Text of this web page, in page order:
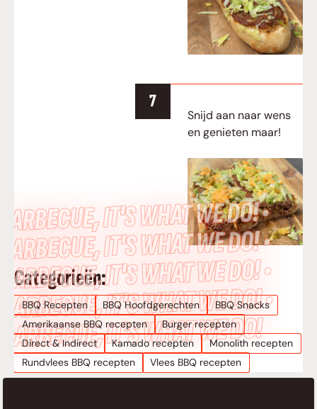
Snijd aan naar wens
en genieten maar!
Categorieën:
BBQ Recepten BBQ Hoofdgerechten
BBQ Snacks
Amerikaanse BBQ recepten
Burger recepten
Direct & Indirect
Kamado recepten
Monolith recepten
Rundvlees BBQ recepten
Vlees BBQ recepten
IT’S WHAT WE DO! •
IT’S WHAT WE DO! •
BARBECUE, IT’S WHAT WE DO! •
BARBECUE, IT’S WHAT WE DO! •
BARBECUE, IT’S WHAT WE DO!